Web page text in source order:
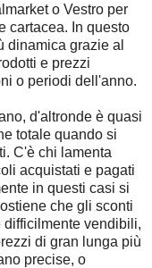
o Vestro per
cartacea. In questo
dinamica grazie al
e prezzi
o periodi dell'anno.
d'altronde è quasi
totale quando si
C'è chi lamenta
acquistati e pagati
in questi casi si
che gli sconti
vendibili,
di gran lunga più
precise, o